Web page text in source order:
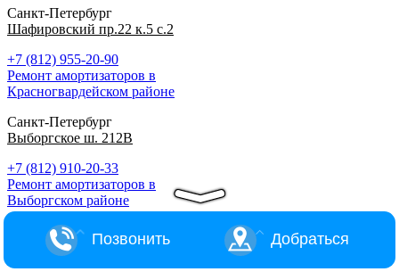
Санкт-Петербург
Шафировский пр.22 к.5 с.2
+7 (812) 955-20-90
Ремонт амортизаторов в
Красногвардейском районе
Санкт-Петербург
Выборгское ш. 212В
+7 (812) 910-20-33
Ремонт амортизаторов в
Выборгском районе
Позвонить Добраться